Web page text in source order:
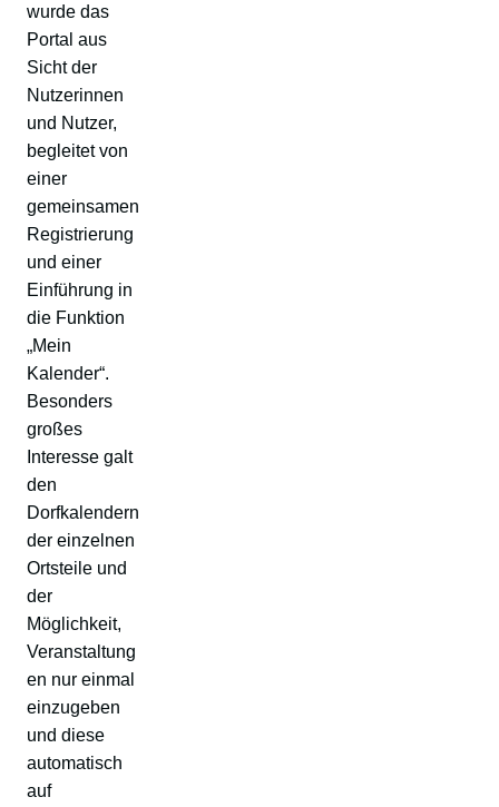
wurde das
Portal aus
Sicht der
Nutzerinnen
und Nutzer,
begleitet von
einer
gemeinsamen
Registrierung
und einer
Einführung in
die Funktion
„Mein
Kalender“.
Besonders
großes
Interesse galt
den
Dorfkalendern
der einzelnen
Ortsteile und
der
Möglichkeit,
Veranstaltung
en nur einmal
einzugeben
und diese
automatisch
auf